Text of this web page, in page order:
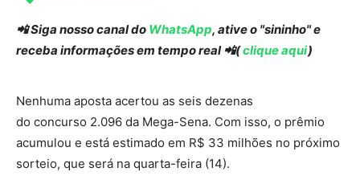
📲 Siga nosso canal do WhatsApp, ative o "sininho" e
receba informações em tempo real 📲(clique aqui)
Nenhuma aposta acertou as seis dezenas
do concurso 2.096 da Mega-Sena. Com isso, o prêmio
acumulou e está estimado em R$ 33 milhões no próximo
sorteio, que será na quarta-feira (14).